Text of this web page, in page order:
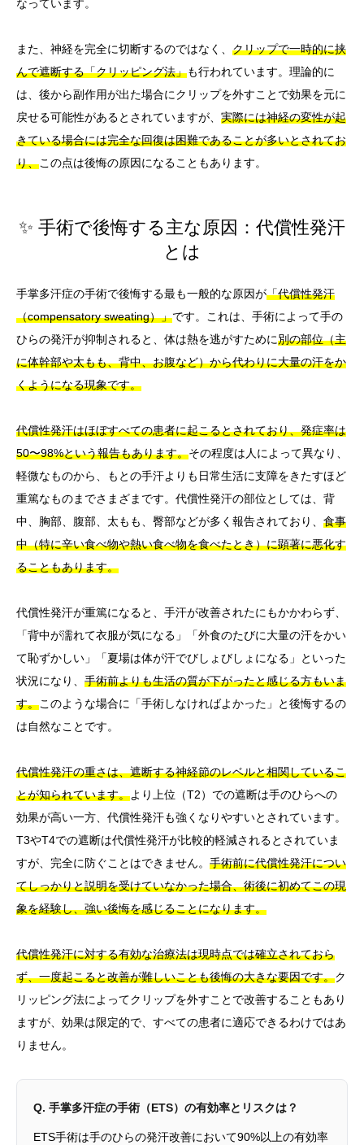
なっています。
また、神経を完全に切断するのではなく、 クリップで一時的に挟
んで遮断する「クリッピング法」も行われています。理論的に
は、後から副作用が出た場合にクリップを外すことで効果を元に
戻せる可能性があるとされていますが、 実際には神経の変性が起
きている場合には完全な回復は困難であることが多いとされてお
り、この点は後悔の原因になることもあります。
✨ 手術で後悔する主な原因：代償性発汗
とは
手掌多汗症の手術で後悔する最も一般的な原因が「代償性発汗
（compensatory sweating）」です。これは、手術によって手の
ひらの発汗が抑制されると、体は熱を逃がすために別の部位（主
に体幹部や太もも、背中、お腹など）から代わりに大量の汗をか
くようになる現象です。
代償性発汗はほぼすべての患者に起こるとされており、発症率は
50〜98%という報告もあります。その程度は人によって異なり、
軽微なものから、もとの手汗よりも日常生活に支障をきたすほど
重篤なものまでさまざまです。代償性発汗の部位としては、背
中、胸部、腹部、太もも、臀部などが多く報告されており、 食事
中（特に辛い食べ物や熱い食べ物を食べたとき）に顕著に悪化す
ることもあります。
代償性発汗が重篤になると、手汗が改善されたにもかかわらず、
「背中が濡れて衣服が気になる」「外食のたびに大量の汗をかい
て恥ずかしい」「夏場は体が汗でびしょびしょになる」といった
状況になり、 手術前よりも生活の質が下がったと感じる方もいま
す。このような場合に「手術しなければよかった」と後悔するの
は自然なことです。
代償性発汗の重さは、遮断する神経節のレベルと相関しているこ
とが知られています。より上位（T2）での遮断は手のひらへの
効果が高い一方、代償性発汗も強くなりやすいとされています。
T3やT4での遮断は代償性発汗が比較的軽減されるとされていま
すが、完全に防ぐことはできません。 手術前に代償性発汗につい
てしっかりと説明を受けていなかった場合、術後に初めてこの現
象を経験し、強い後悔を感じることになります。
代償性発汗に対する有効な治療法は現時点では確立されておら
ず、一度起こると改善が難しいことも後悔の大きな要因です。ク
リッピング法によってクリップを外すことで改善することもあり
ますが、効果は限定的で、すべての患者に適応できるわけではあ
りません。
Q. 手掌多汗症の手術（ETS）の有効率とリスクは？
ETS手術は手のひらの発汗改善において90%以上の有効率